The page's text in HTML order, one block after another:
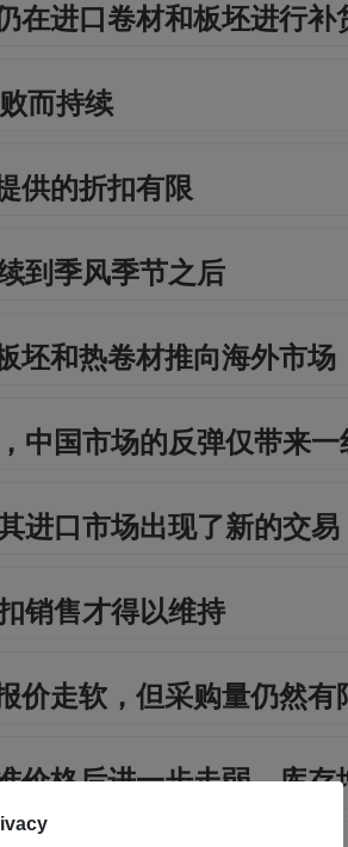
在进口卷材和板坯进行补
而持续
供的折扣有限
到季风季节之后
坯和热卷材推向海外市场
中国市场的反弹仅带来一
进口市场出现了新的交易
销售才得以维持
价走软，但采购量仍然有
价格后进一步走弱，库存